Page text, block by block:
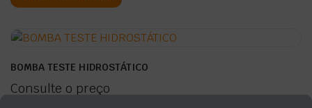
BOMBA TESTE HIDROSTÁTICO
Consulte o preço